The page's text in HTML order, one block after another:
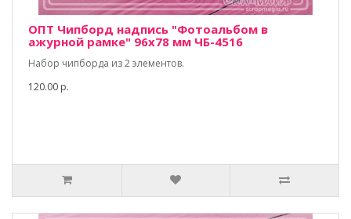
ОПТ Чипборд надпись "Фотоальбом в
ажурной рамке" 96х78 мм ЧБ-4516
Набор чипборда из 2 элементов.
120.00 р.